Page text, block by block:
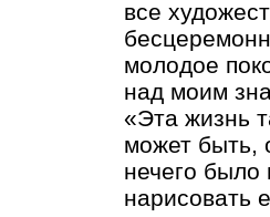
все
молодое
над моим
«Эта жизнь
может быть,
нечего
нарисовать